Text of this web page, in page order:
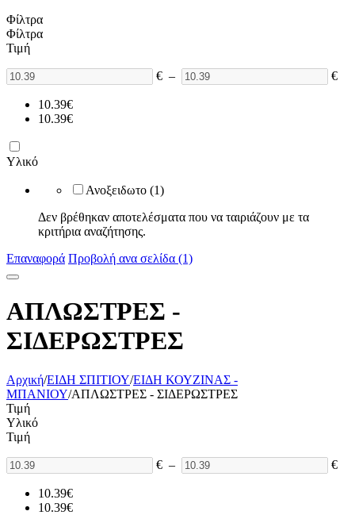
Φίλτρα
Φίλτρα
Τιμή
€ – €
10.39€
10.39€
Υλικό
Ανοξειδωτο (1)
Δεν βρέθηκαν αποτελέσματα που να ταιριάζουν με τα
κριτήρια αναζήτησης.
Επαναφορά Προβολή ανα σελίδα (1)
ΑΠΛΩΣΤΡΕΣ -
ΣΙΔΕΡΩΣΤΡΕΣ
Αρχική/ΕΙΔΗ ΣΠΙΤΙΟΥ/ΕΙΔΗ ΚΟΥΖΙΝΑΣ -
ΜΠΑΝΙΟΥ/ΑΠΛΩΣΤΡΕΣ - ΣΙΔΕΡΩΣΤΡΕΣ
Τιμή
Υλικό
Τιμή
€ – €
10.39€
10.39€